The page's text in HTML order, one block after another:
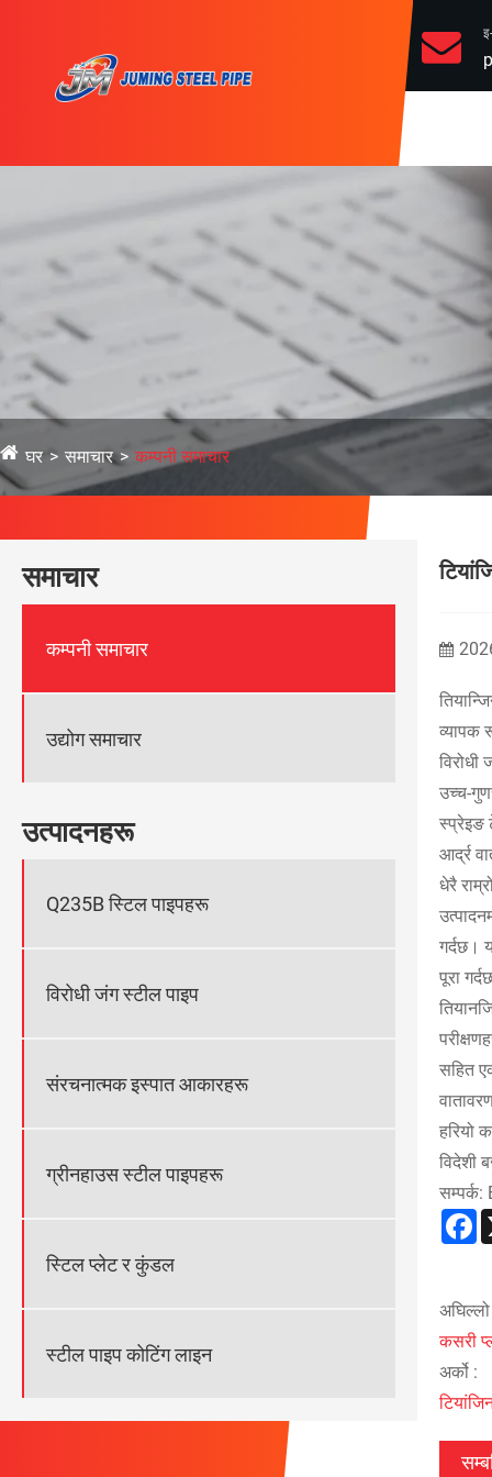
घर समाचार कम्पनी समाचार
समाचार
कम्पनी समाचार
उद्योग समाचार
उत्पादनहरू
Q235B स्टिल पाइपहरू
विरोधी जंग स्टील पाइप
संरचनात्मक इस्पात आकारहरू
ग्रीनहाउस स्टील पाइपहरू
स्टिल प्लेट र कुंडल
स्टील पाइप कोटिंग लाइन
व्यापक
विरोधी
उच्च-
स्प्रेइङ
आर्द्र
धेरै
गर्दछ।
पूरा
सहित
हरियो
विदेशी
कसरी
अर्को :